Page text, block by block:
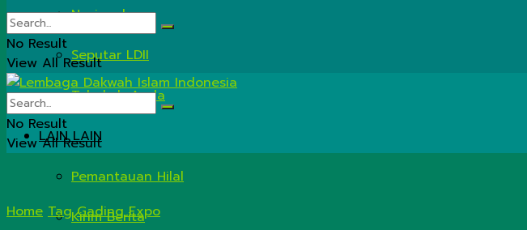
Nasional
Seputar LDII
Tahukah Anda
LAIN LAIN
Pemantauan Hilal
Kirim Berita
No Result
View All Result
No Result
View All Result
Home Tag Gading Expo